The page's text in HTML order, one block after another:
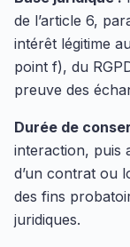
de l’article 6,
intérêt légitime
point f), du
preuve des
Durée de
interaction, puis
d’un contrat ou
des fins
juridiques.